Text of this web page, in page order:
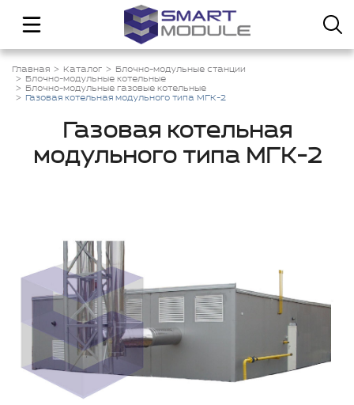
Главная Каталог
Блочно-модульные станции
Блочно-модульные котельные
Блочно-модульные газовые котельные
Газовая котельная модульного типа МГК-2
Газовая котельная
модульного типа МГК-2